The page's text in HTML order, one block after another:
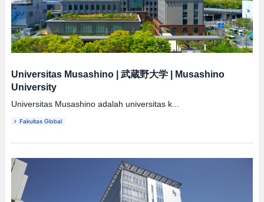
Universitas Musashino| 武蔵野大学|
Musashino
University
Universitas Musashino adalah universitas k...
Fakultas Global